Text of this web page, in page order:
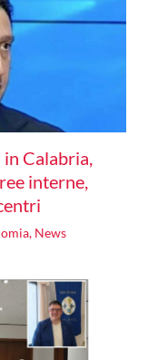
Calabria,
interne,
, News